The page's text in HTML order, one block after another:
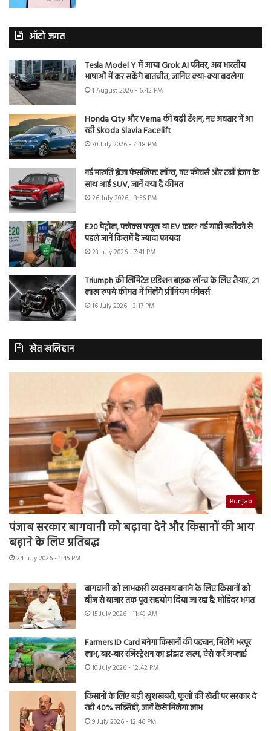
ऑटो जगत
Tesla Model Y में आया Grok AI फीचर, अब भारतीय
भाषाओं में कर सकेंगे बातचीत, जानिए क्या-क्या बदलेगा
1 August 2026 - 6:42 PM
Honda City और Verna की बढ़ी टेंशन, नए अवतार में आ
रही Skoda Slavia Facelift
30 July 2026 - 7:48 PM
नई मारुति ब्रेजा फेसलिफ्ट लॉन्च, नए फीचर्स और टर्बो इंजन के
साथ आई SUV, जानें क्या है कीमत
26 July 2026 - 3:56 PM
E20 पेट्रोल, फ्लेक्स फ्यूल या EV कार? नई गाड़ी खरीदने से
पहले जानें किसमें है ज्यादा फायदा
23 July 2026 - 7:41 PM
Triumph की लिमिटेड एडिशन बाइक लॉन्च के लिए तैयार, 21
लाख रुपये कीमत में मिलेंगे प्रीमियम फीचर्स
16 July 2026 - 3:17 PM
खेत खलिहान
Punjab
पंजाब सरकार बागवानी को बढ़ावा देने और किसानों की आय
बढ़ाने के लिए प्रतिबद्ध
24 July 2026 - 1:45 PM
बागवानी को लाभकारी व्यवसाय बनाने के लिए किसानों को
बीज से बाजार तक पूरा सहयोग दिया जा रहा है: मोहिंदर भगत
15 July 2026 - 11:43 AM
Farmers ID Card बनेगा किसानों की पहचान, मिलेंगे भरपूर
लाभ, बार-बार रजिस्ट्रेशन का झंझट खत्म, ऐसे करें अप्लाई
10 July 2026 - 12:42 PM
किसानों के लिए बड़ी खुशखबरी, फूलों की खेती पर सरकार दे
रही 40% सब्सिडी, जानें कैसे मिलेगा लाभ
9 July 2026 - 12:46 PM